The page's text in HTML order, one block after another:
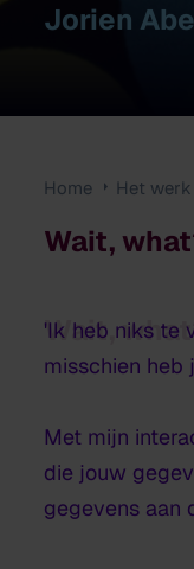
Jorien
Home Het
Wait,
Wait,
'Ik heb niks te
misschien heb
Met mijn
die jouw
gegevens aan